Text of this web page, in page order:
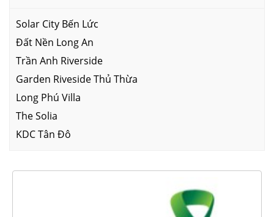
Solar City Bến Lức
Đất Nền Long An
Trần Anh Riverside
Garden Riveside Thủ Thừa
Long Phú Villa
The Solia
KDC Tân Đô